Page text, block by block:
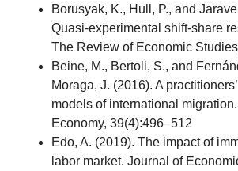
Borusyak, K., Hull, P., and
Quasi-experimental shift-share
The Review of Economic
Beine, M., Bertoli, S., and
Moraga, J. (2016). A
models of international
Economy, 39(4):496–512
Edo, A. (2019). The impact of
labor market. Journal of